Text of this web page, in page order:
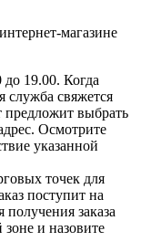
магазине
до 19.00. Когда
служба свяжется
предложит выбрать
Осмотрите
указанной
точек для
поступит на
заказа
зоне и назовите